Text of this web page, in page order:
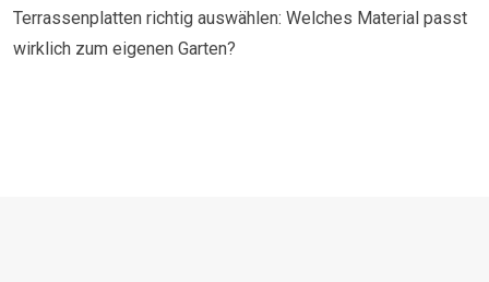
Terrassenplatten richtig auswählen: Welches Material passt
wirklich zum eigenen Garten?